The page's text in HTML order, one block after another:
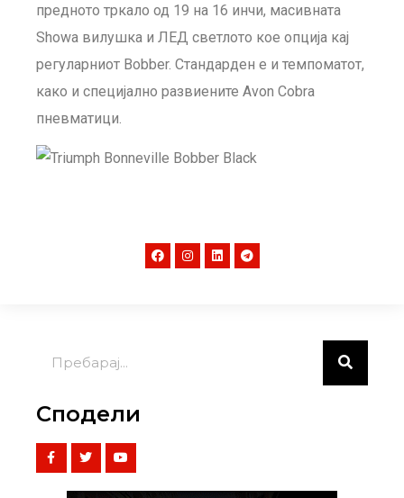
предното тркало од 19 на 16 инчи, масивната
Showa вилушка и ЛЕД светлото кое опција кај
регуларниот Bobber. Стандарден е и темпоматот,
како и специјално развиените Avon Cobra
пневматици.
Сподели